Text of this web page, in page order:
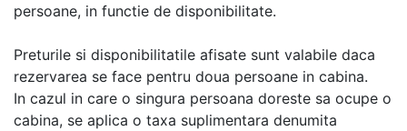
persoane, in functie de disponibilitate.
Preturile si disponibilitatile afisate sunt valabile daca
rezervarea se face pentru doua persoane in cabina.
In cazul in care o singura persoana doreste sa ocupe o
cabina, se aplica o taxa suplimentara denumita